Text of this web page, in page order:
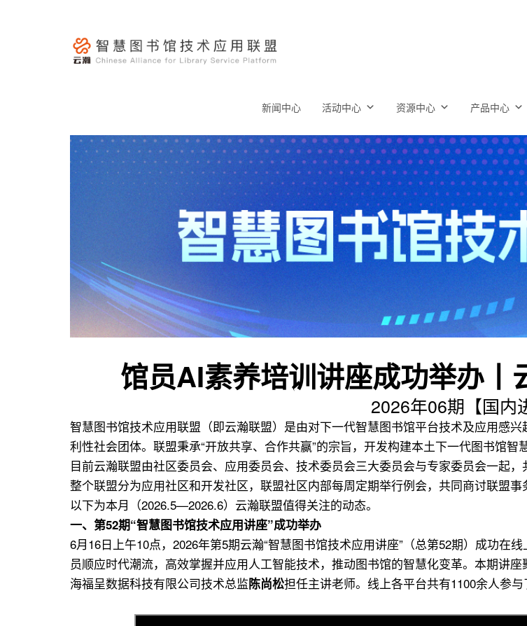
盟-
智
慧
技
术
应
用
联
新闻中心 活动中心 资源中心 产品中心
馆员AI素养培训讲座成功举办丨
2026年06期【国内
智慧图书馆技术应用联盟（即云瀚联盟）是由对下一代智慧图书馆平台技术及应用感
利性社会团体。联盟秉承“开放共享、合作共赢”的宗旨，开发构建本土下一代图书馆智
目前云瀚联盟由社区委员会、应用委员会、技术委员会三大委员会与专家委员会一起
整个联盟分为应用社区和开发社区，联盟社区内部每周定期举行例会，共同商讨联盟事
以下为本月（2026.5—2026.6）云瀚联盟值得关注的动态。
一、 第52期“智慧图书馆技术应用讲座”成功举办
6月16日上午10点，2026年第5期云瀚“智慧图书馆技术应用讲座”（总第52期）成功在
员顺应时代潮流，高效掌握并应用人工智能技术，推动图书馆的智慧化变革。本期讲
海福呈数据科技有限公司技术总监陈尚松担任主讲老师。线上各平台共有1100余人参与